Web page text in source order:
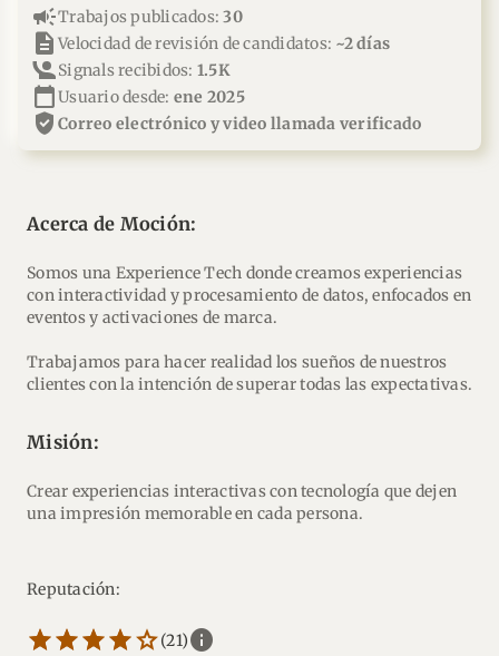
campaign Trabajos publicados:30
description Velocidad de revisión de candidatos: ~2 días
Signals recibidos: 1.5K
calendar_today Usuario desde: ene 2025
verified_user correo electrónico y video llamada verificado
Acerca de Moción:
Somos una Experience Tech donde creamos experiencias
con interactividad y procesamiento de datos, enfocados en
eventos y activaciones de marca.
Trabajamos para hacer realidad los sueños de nuestros
clientes con la intención de superar todas las expectativas.
Misión:
Crear experiencias interactivas con tecnología que dejen
una impresión memorable en cada persona.
Reputación:
star_borderstar_borderstar_borderstar_borderstar_border
starstarstarstarstar(21)info